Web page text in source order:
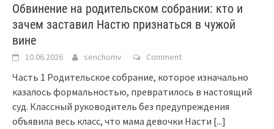
Обвинение на родительском собрании: кто и
зачем заставил Настю признаться в чужой
вине
10.06.2026 senchomv Comment
Часть 1 Родительское собрание, которое изначально
казалось формальностью, превратилось в настоящий
суд. Классный руководитель без предупреждения
объявила весь класс, что мама девочки Насти [...]